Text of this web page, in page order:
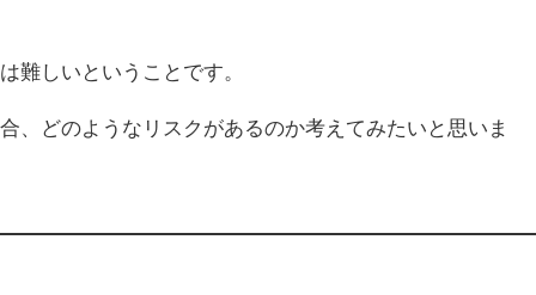
難しいということです。
、どのようなリスクがあるのか考えてみたいと思いま